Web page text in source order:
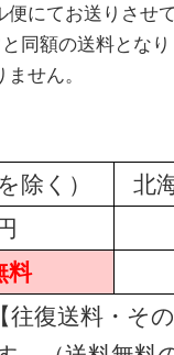
にてお送りさせ
同額の送料とな
せん。
除く）
北
料
復送料・そ